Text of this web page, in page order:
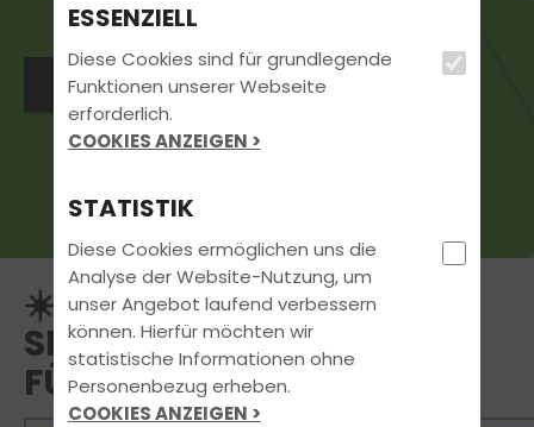
Jetzt Kontakt aufnehmen
☀️ SOMMER, SONNE, MIT
SICHERHEIT ZUM
FÜHRERSCHEIN!🚗
ESSENZIELL
Diese Cookies sind für grundlegende
Funktionen unserer Webseite
erforderlich.
COOKIES ANZEIGEN >
STATISTIK
Diese Cookies ermöglichen uns die
Analyse der Website-Nutzung, um
unser Angebot laufend verbessern
können. Hierfür möchten wir
statistische Informationen ohne
Personenbezug erheben.
COOKIES ANZEIGEN >